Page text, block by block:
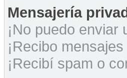
Mensajería
¡No puedo enviar
¡Recibo
¡Recibí spam o